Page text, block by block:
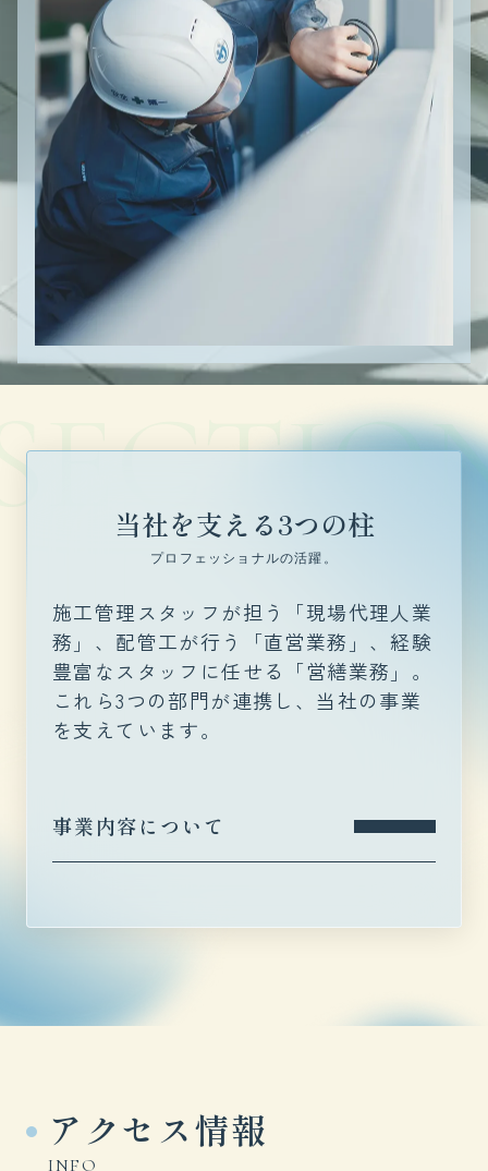
当社を支える3つの柱
プロフェッショナルの活躍。
施工管理スタッフが担う「現場代理人業
務」、配管工が行う「直営業務」、経験
豊富なスタッフに任せる「営繕業務」。
これら3つの部門が連携し、当社の事業
を支えています。
事業内容について
アクセス情報
INFO